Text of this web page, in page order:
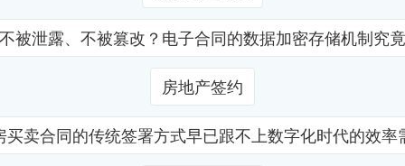
被泄露、不被篡改？电子合同的数据加密存储机制究
房地产签约
卖合同的传统签署方式早已跟不上数字化时代的效